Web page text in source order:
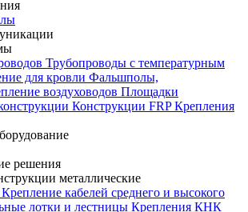
Трубопроводы с температурным
для кровли Фальшполы,
воздуховодов Площадки
Конструкции FRPКрепления
решения
металлические
Крепление кабелей среднего и высокого
лотки и лестницы Крепления КНК